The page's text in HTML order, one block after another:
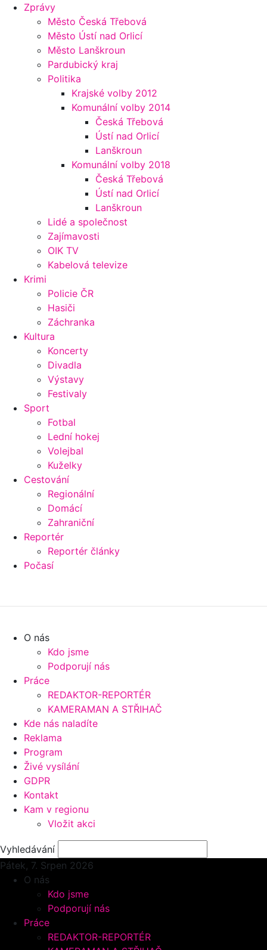
Zprávy
Město Česká Třebová
Město Ústí nad Orlicí
Město Lanškroun
Pardubický kraj
Politika
Krajské volby 2012
Komunální volby 2014
Česká Třebová
Ústí nad Orlicí
Lanškroun
Komunální volby 2018
Česká Třebová
Ústí nad Orlicí
Lanškroun
Lidé a společnost
Zajímavosti
OIK TV
Kabelová televize
Krimi
Policie ČR
Hasiči
Záchranka
Kultura
Koncerty
Divadla
Výstavy
Festivaly
Sport
Fotbal
Lední hokej
Volejbal
Kuželky
Cestování
Regionální
Domácí
Zahraniční
Reportér
Reportér články
Počasí
O nás
Kdo jsme
Podporují nás
Práce
REDAKTOR-REPORTÉR
KAMERAMAN A STŘIHAČ
Kde nás naladíte
Reklama
Program
Živé vysílání
GDPR
Kontakt
Kam v regionu
Vložit akci
Vyhledávání
Pátek, 7. Srpen 2026
O nás
Kdo jsme
Podporují nás
Práce
REDAKTOR-REPORTÉR